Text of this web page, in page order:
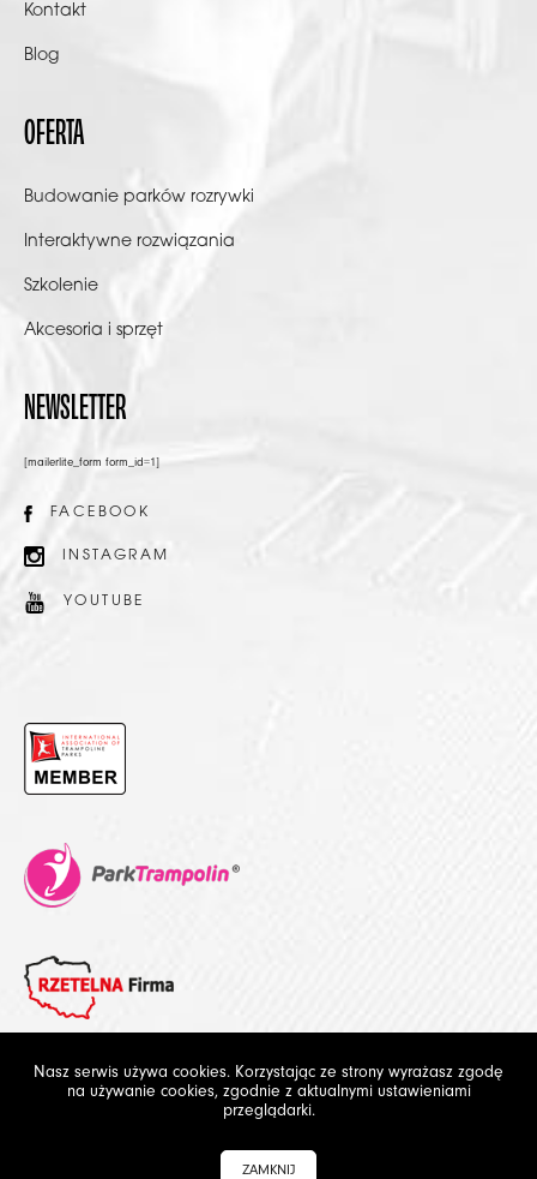
Kontakt
Blog
OFERTA
Budowanie parków rozrywki
Interaktywne rozwiązania
Szkolenie
Akcesoria i sprzęt
NEWSLETTER
[mailerlite_form form_id=1]
FACEBOOK
INSTAGRAM
YOUTUBE
© 2012 - 2020 Future Design. Wszelkie prawa zastrzeżone
Nasz serwis używa cookies. Korzystając ze strony wyrażasz zgodę
na używanie cookies, zgodnie z aktualnymi ustawieniami
przeglądarki.
ZAMKNIJ